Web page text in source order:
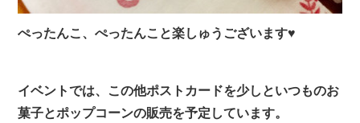
ぺったんこ、ぺったんこと楽しゅうございます♥
イベントでは、この他ポストカードを少しといつものお
菓子とポップコーンの販売を予定しています。